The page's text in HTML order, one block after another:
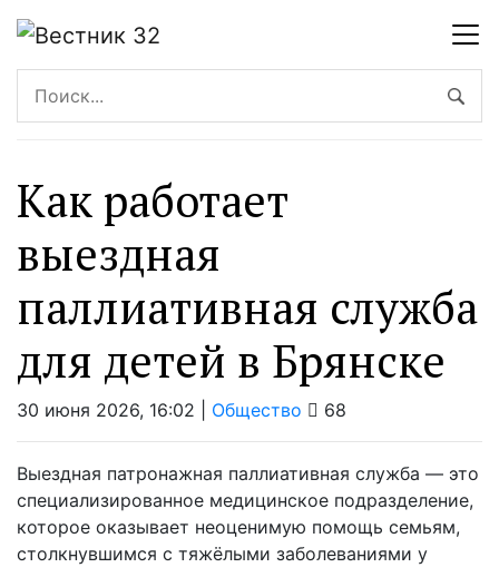
Как работает
выездная
паллиативная служба
для детей в Брянске
30 июня 2026, 16:02 | Общество 68
Выездная патронажная паллиативная служба — это
специализированное медицинское подразделение,
которое оказывает неоценимую помощь семьям,
столкнувшимся с тяжёлыми заболеваниями у